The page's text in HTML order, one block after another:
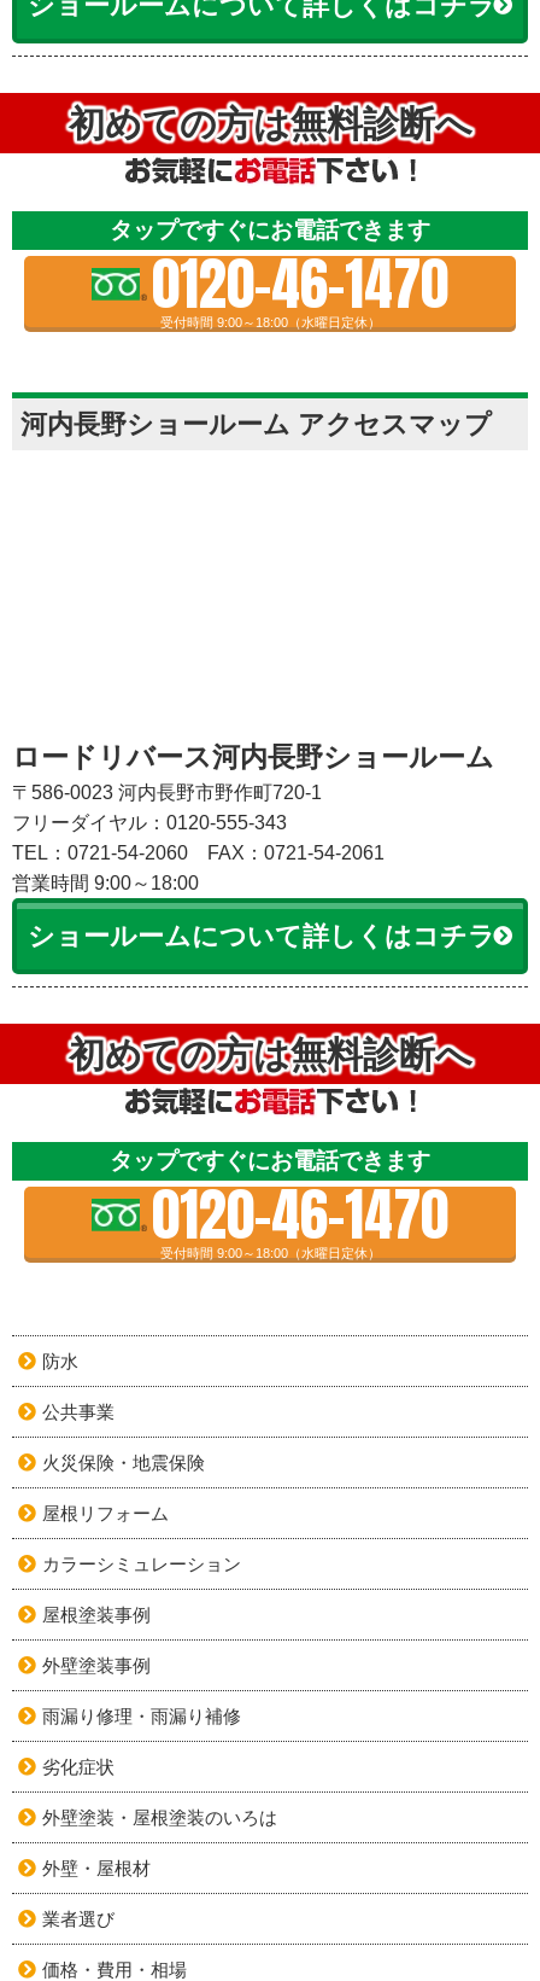
初めての方は無料診断へ
タップですぐにお電話できます
0120-46-1470
受付時間 9:00～18:00（水曜日定休）
河内長野ショールーム アクセスマップ
ロードリバース河内長野ショールーム
〒586-0023 河内長野市野作町720-1
フリーダイヤル：0120-555-343
TEL：0721-54-2060
FAX：0721-54-2061
営業時間 9:00～18:00
ショールームについて詳しくはコチラ
初めての方は無料診断へ
タップですぐにお電話できます
0120-46-1470
受付時間 9:00～18:00（水曜日定休）
防水
公共事業
火災保険・地震保険
屋根リフォーム
カラーシミュレーション
屋根塗装事例
外壁塗装事例
雨漏り修理・雨漏り補修
劣化症状
外壁塗装・屋根塗装のいろは
外壁・屋根材
業者選び
価格・費用・相場